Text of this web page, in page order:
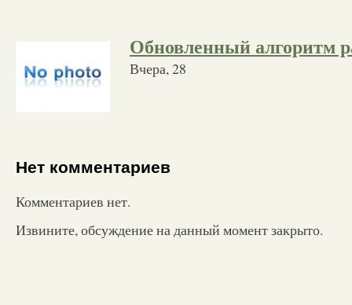
Обновленный алгоритм
Вчера, 28
Нет комментариев
Комментариев нет.
Извините, обсуждение на данный момент закрыто.